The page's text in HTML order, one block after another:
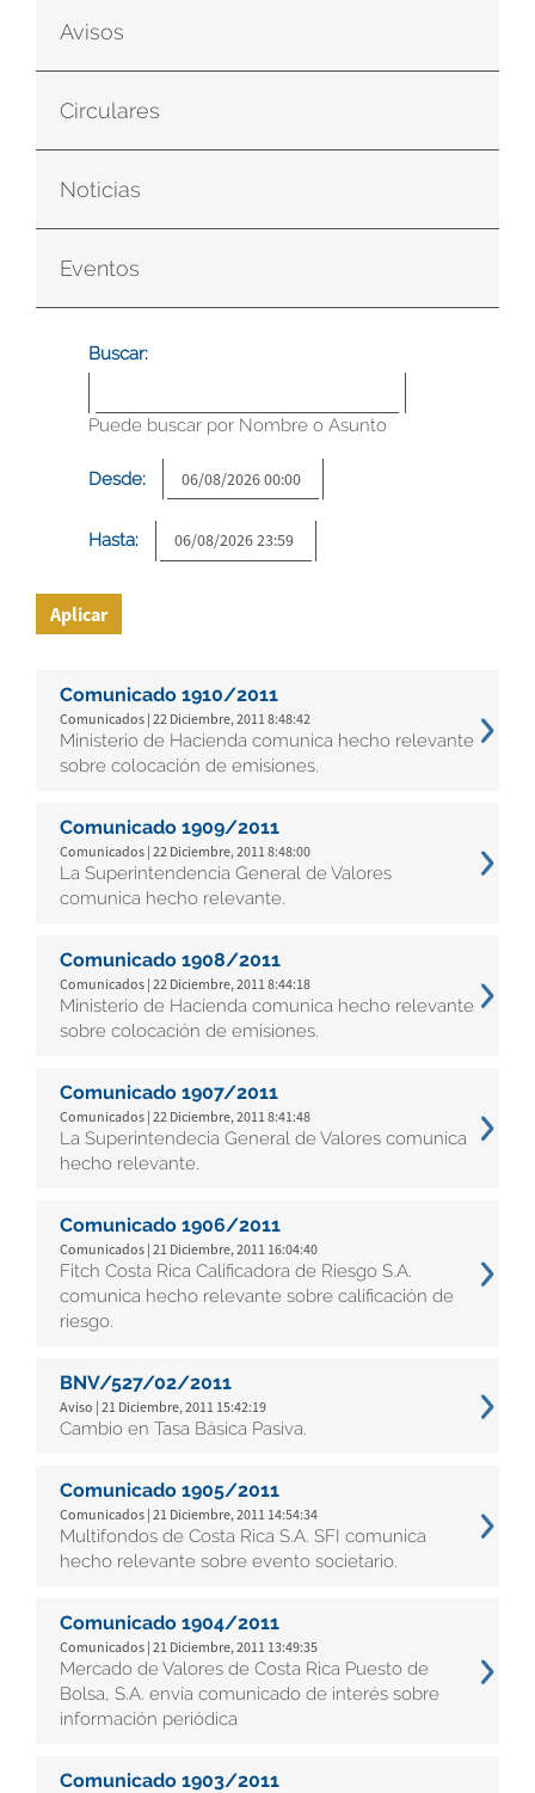
Avisos
Circulares
Noticias
Eventos
Buscar:
Puede buscar por Nombre o Asunto
Desde:
Hasta:
Aplicar
Comunicado 1910/2011
Comunicados | 22 Diciembre, 2011 8:48:42
Ministerio de Hacienda comunica hecho relevante
sobre colocación de emisiones.
Comunicado 1909/2011
Comunicados | 22 Diciembre, 2011 8:48:00
La Superintendencia General de Valores
comunica hecho relevante.
Comunicado 1908/2011
Comunicados | 22 Diciembre, 2011 8:44:18
Ministerio de Hacienda comunica hecho relevante
sobre colocación de emisiones.
Comunicado 1907/2011
Comunicados | 22 Diciembre, 2011 8:41:48
La Superintendecia General de Valores comunica
hecho relevante.
Comunicado 1906/2011
Comunicados | 21 Diciembre, 2011 16:04:40
Fitch Costa Rica Calificadora de Riesgo S.A.
comunica hecho relevante sobre calificación de
riesgo.
BNV/527/02/2011
Aviso | 21 Diciembre, 2011 15:42:19
Cambio en Tasa Básica Pasiva.
Comunicado 1905/2011
Comunicados | 21 Diciembre, 2011 14:54:34
Multifondos de Costa Rica S.A. SFI comunica
hecho relevante sobre evento societario.
Comunicado 1904/2011
Comunicados | 21 Diciembre, 2011 13:49:35
Mercado de Valores de Costa Rica Puesto de
Bolsa, S.A. envía comunicado de interés sobre
información periódica
Comunicado 1903/2011